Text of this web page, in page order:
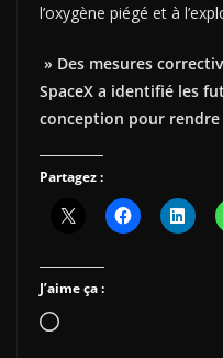
l’oxygène piégé et à
» Des mesures
SpaceX a identifié les
conception pour rendre
Partagez :
J’aime ça :
Chargement…